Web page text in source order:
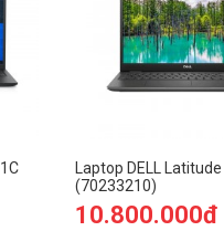
Laptop DELL
(70233210)
10.800.000đ